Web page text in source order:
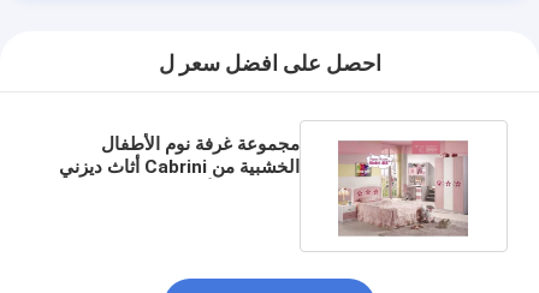
احصل على افضل سعر ل
مجموعة غرفة نوم الأطفال
الخشبية من Cabrini أثاث ديزني